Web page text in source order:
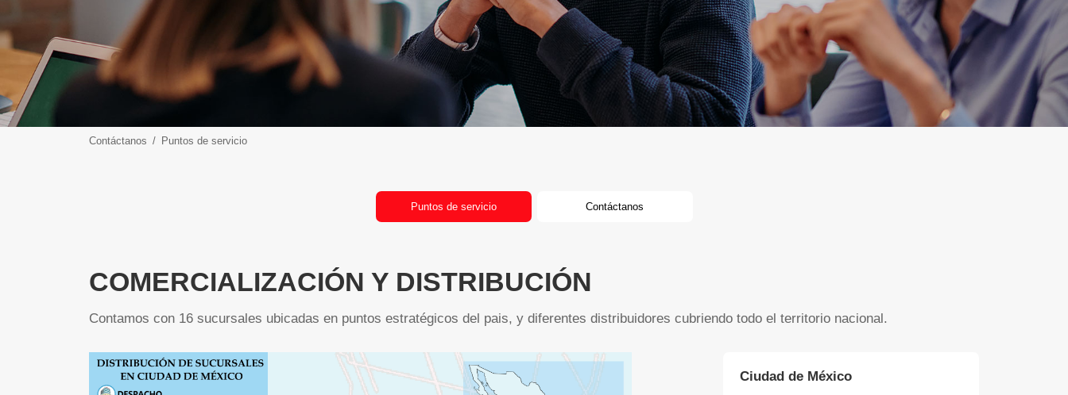
Contáctanos Puntos de servicio
Puntos de servicio Contáctanos
COMERCIALIZACIÓN Y DISTRIBUCIÓN
Contamos con 16 sucursales ubicadas en puntos estratégicos del pais, y diferentes distribuidores cubriendo todo el territorio nacional.
Ciudad de México